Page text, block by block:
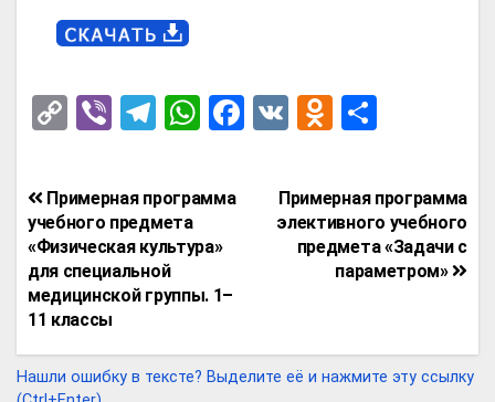
C
py
Li
n
k
Vi
er
T
e
gr
a
m
W
at
A
p
F
V
O
n
o
kl
a
ni
п
р
а
в
т
Навигация
по
записям
Примерная программа
элективного учебного
предмета «Задачи с
параметром»
Примерная программа
учебного предмета
«Физическая культура»
для специальной
медицинской группы. 1–
11 классы
Нашли ошибку в тексте? Выделите её и нажмите эту ссылку